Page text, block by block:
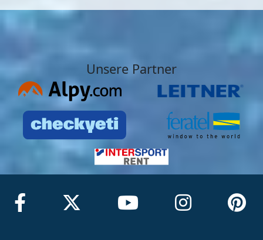
Unsere Partner